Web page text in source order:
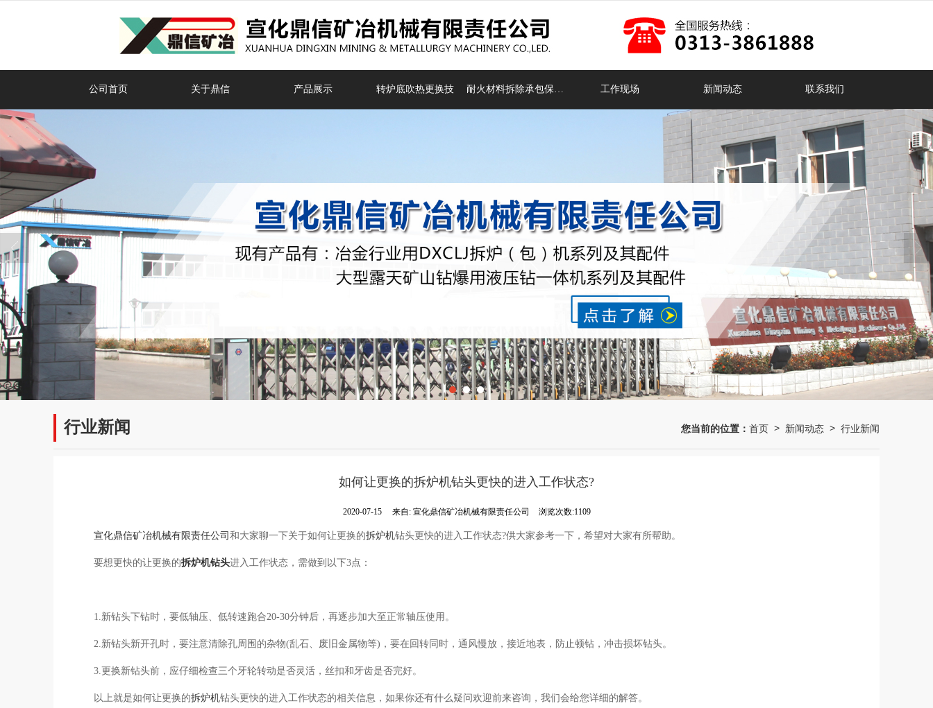
很遗憾，因您的浏览器版本过低导致无法获得最佳浏览体验，推荐下载安装谷歌浏览器！
公司首页 关于鼎信 产品展示 转炉底吹热更换技 耐火材料拆除承包保产项目 工作现场 新闻动态 联系我们
行业新闻 您当前的位置： 首页 > 新闻动态 > 行业新闻
如何让更换的拆炉机钻头更快的进入工作状态?
2020-07-15 来自: 宣化鼎信矿冶机械有限责任公司 浏览次数:1109
宣化鼎信矿冶机械有限责任公司 和大家聊一下关于如何让更换的拆炉机钻头更快的进入工作状态?供大家参考一下，希望对大家有所帮助。
要想更快的让更换的拆炉机钻头进入工作状态，需做到以下3点：
1.新钻头下钻时，要低轴压、低转速跑合20-30分钟后，再逐步加大至正常轴压使用。
2.新钻头新开孔时，要注意清除孔周围的杂物(乱石、废旧金属物等)，要在回转同时，通风慢放，接近地表，防止顿钻，冲击损坏钻头。
3.更换新钻头前，应仔细检查三个牙轮转动是否灵活，丝扣和牙齿是否完好。
以上就是如何让更换的拆炉机钻头更快的进入工作状态的相关信息，如果你还有什么疑问欢迎前来咨询，我们会给您详细的解答。